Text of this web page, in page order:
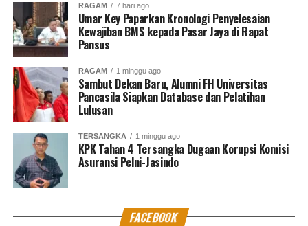
Perwakilan korban penipuan datang ke Kejagung pada
Selasa, 21 Juni 2022, pukul 13:30 WIB, yang diterima
Pusat Penerangan Hukum (Puspenkum) Kejagung dan
dihadiri Kepala Bidang Hubungan Antar Lembaga D.B.
Susanto, Kepala Sub Bidang Kehumasan Andrie W.
Setiawan, dan Jaksa Peneliti yang menangani perkara
Tersangka IK pada Jaksa Agung Muda Bidang Tindak
Pidana Umum (JAM PIDUM).
Selanjutnya, Puspenkum menerima 2 orang perwakilan
dari 50 orang korban yang tergabung dalam Himpunan
Korban Penipuan & Manipulasi Affiliator Platform
Binary Option yang dilakukan oleh Tersangka IK.***
RAGAM 7 hari ago
Umar Key Paparkan Kronologi Penyelesaian
Kewajiban BMS kepada Pasar Jaya di Rapat
Pansus
RAGAM 1 minggu ago
Sambut Dekan Baru, Alumni FH Universitas
Pancasila Siapkan Database dan Pelatihan
Lulusan
TERSANGKA 1 minggu ago
KPK Tahan 4 Tersangka Dugaan Korupsi Komisi
Asuransi Pelni-Jasindo
FACEBOOK